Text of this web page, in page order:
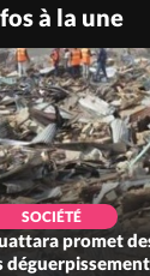
à la une
SOCIÉTÉ
promet